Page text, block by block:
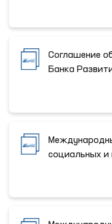
Соглашение
Банка
социальных и